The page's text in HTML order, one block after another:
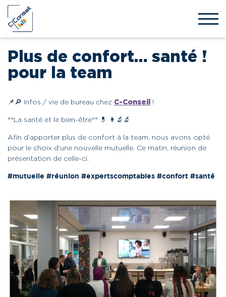
Plus de confort… santé !
pour la team
📌🔎 Infos / vie de bureau chez C-Conseil !
°°La santé et le bien-être°° 💊 👩‍🔬🔬
Afin d’apporter plus de confort à la team, nous avons opté
pour le choix d’une nouvelle mutuelle. Ce matin, réunion de
présentation de celle-ci.
#mutuelle #réunion #expertscomptables #confort #santé